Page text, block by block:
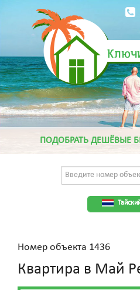
ПОДОБРАТЬ ДЕШЁВЫЕ
Номер объекта 1436
Квартира в Май